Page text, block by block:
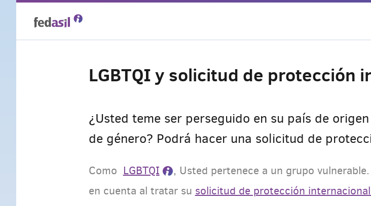
LGBTQI y solicitud de protección
¿Usted teme ser perseguido en su país de
de género? Podrá hacer una solicitud de
Como LGBTQI , Usted pertenece a un grupo vulnerable.
en cuenta al tratar su solicitud de protección